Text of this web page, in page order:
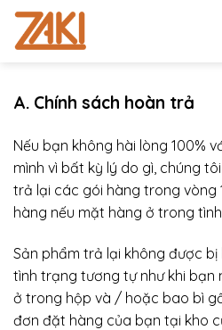
Chuyển
đến
nội
A. Chính sách hoàn trả
Nếu bạn không hài lòng 100%
mình vì bất kỳ lý do gì, chúng
trả lại các gói hàng trong vòng
hàng nếu mặt hàng ở trong
Sản phẩm trả lại không được
tình trạng tương tự như khi bạn
ở trong hộp và / hoặc bao bì
đơn đặt hàng của bạn tại kho